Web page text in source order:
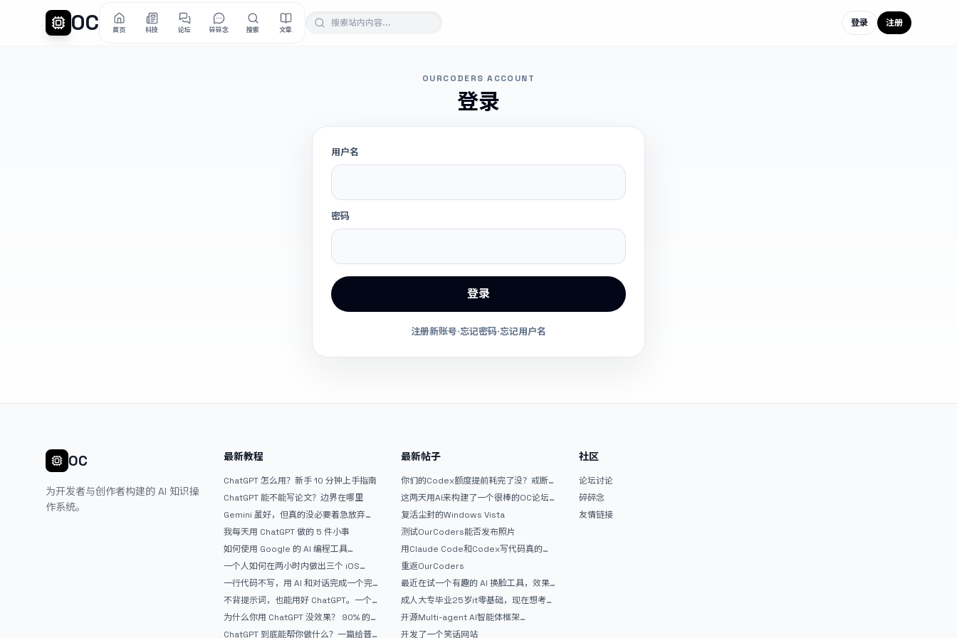
OC 首页 科技 论坛 碎碎念 搜索 文章
登录 注册
OURCODERS ACCOUNT
登录
用户名
密码
登录
注册新账号·忘记密码·忘记用户名
OC
为开发者与创作者构建的 AI 知识操
作系统。
最新教程
ChatGPT 怎么用？新手 10 分钟上手指南
ChatGPT 能不能写论文？边界在哪里
Gemini 虽好，但真的没必要着急放弃
ChatGPT
我每天用 ChatGPT 做的 5 件小事
如何使用 Google 的 AI 编程工具
AntiGravity：独立开发者的新时代武器
一个人如何在两小时内做出三个 iOS
APP？｜AntiGravity + Gemini 3 实战完
整记录
一行代码不写，用 AI 和对话完成一个完
整网站：《图书天堂》实战记录
不背提示词，也能用好 ChatGPT。一个
万能提问模板
为什么你用 ChatGPT 没效果？ 90% 的
人第一步就问错了
ChatGPT 到底能帮你做什么？一篇给普
最新帖子
你们的Codex额度提前耗完了没？戒断
反应如何？
这两天用AI来构建了一个很棒的OC论坛
精华区
复活尘封的Windows Vista
测试OurCoders能否发布照片
用Claude Code和Codex写代码真的
爽，但是App怎么挣钱还是很难啊
重返OurCoders
最近在试一个有趣的 AI 换脸工具，效果
挺不错
成人大专毕业25岁it零基础，现在想考软
件设计师，有什么好的建议吗，谢谢！
开源Multi-agent AI智能体框架
aevatar.ai，欢迎大家贡献代码
开发了一个笑话网站
社区
论坛讨论
碎碎念
友情链接